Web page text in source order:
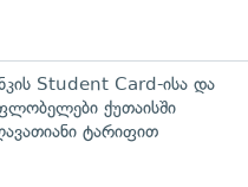
Student Card-ისა და
ქუთაისში
ტარიფით